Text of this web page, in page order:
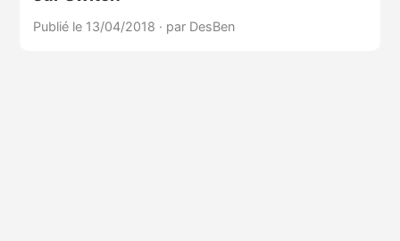
Publié le 13/04/2018 · par DesBen